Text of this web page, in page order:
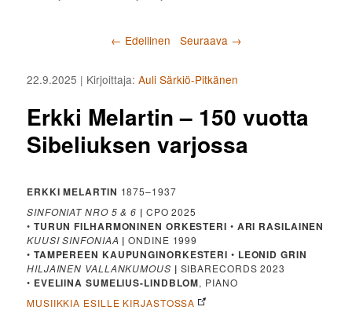
Artikkelien selaus
← Edellinen Seuraava →
Erkki Melartin – 150 vuotta
Sibeliuksen varjossa
22.9.2025 | Kirjoittaja:Auli Särkiö-Pitkänen
ERKKI MELARTIN 1875–1937
SINFONIAT NRO 5 & 6 | CPO 2025
• TURUN FILHARMONINEN ORKESTERI • ARI RASILAINEN
KUUSI SINFONIAA | ONDINE 1999
• TAMPEREEN KAUPUNGINORKESTERI • LEONID GRIN
HILJAINEN VALLANKUMOUS | SIBARECORDS 2023
• EVELIINA SUMELIUS-LINDBLOM, PIANO
MUSIIKKIA ESILLE KIRJASTOSSA